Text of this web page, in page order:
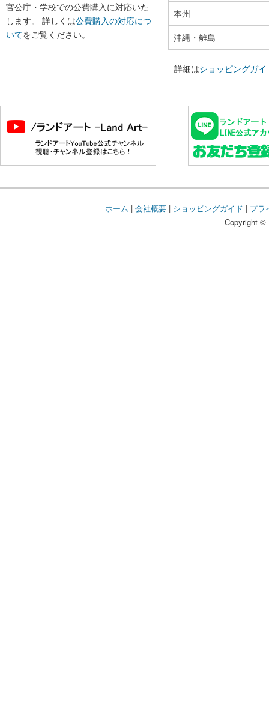
官公庁・学校での公費購入に対応いた
します。 詳しくは公費購入の対応につ
いてをご覧ください。
本州
沖縄・離島
詳細はショッピングガイ
ホーム | 会社概要| ショッピングガイド | プラ
Copyright ©